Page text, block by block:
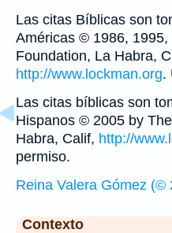
Las citas Bíblicas son
Américas © 1986,
Foundation, La Habra,
http://www.lockman.org.
Las citas bíblicas son
Hispanos © 2005 by
Habra, Calif, http://
permiso.
Reina Valera Gómez (©
Contexto